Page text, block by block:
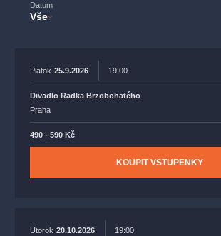
Datum
Vše
Piatok 25.9.2026 19:00
Divadlo Radka Brzobohatého
Praha
490 - 590 Kč
KOUPIT VSTUPENKY
Utorok 20.10.2026 19:00